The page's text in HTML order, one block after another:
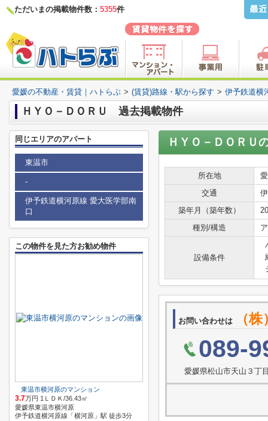
ただいまの掲載物件数： 5355件
愛媛の不動産・賃貸｜ハトらぶ > (賃貸)路線・駅から探す > 伊予鉄道横
ＨＹＯ－ＤＯＲＵ 過去掲載物件
ＨＹＯ－ＤＯＲＵ
所在地
交通
築年月（築年数）
種別/構造
設備条件
お問い合わせは （
089-
愛媛県松山市天山３丁
同じエリアのアパート
東温市
-
伊予鉄道横河原線 愛大医学部南
口
この物件を見た方お勧め物件
東温市横河原のマンション
3.7万円 1ＬＤＫ/36.43㎡
愛媛県東温市横河原
伊予鉄道横河原線「横河原」駅 徒歩3分